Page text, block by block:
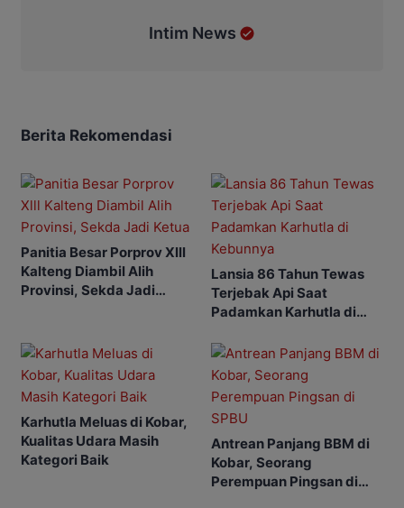
Intim News
Berita Rekomendasi
Panitia Besar Porprov Xlll
Kalteng Diambil Alih
Provinsi, Sekda Jadi
Lansia 86 Tahun Tewas
Terjebak Api Saat
Padamkan Karhutla di
Karhutla Meluas di Kobar,
Kualitas Udara Masih
Kategori Baik
Antrean Panjang BBM di
Kobar, Seorang
Perempuan Pingsan di